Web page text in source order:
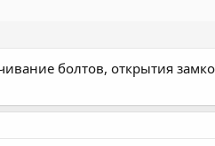
болтов, открытия